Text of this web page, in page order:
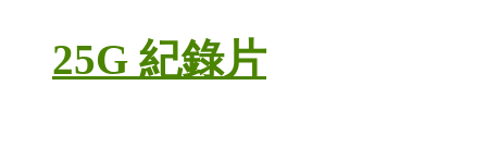
25G 紀錄片